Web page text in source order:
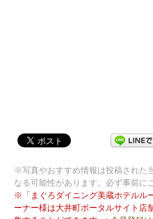
※写真やおすすめ情報は投稿された
なる可能性があります。必ず事前に
※「まぐろダイニング美蔵ホテルル
ーナー様は大井町ポータルサイト店